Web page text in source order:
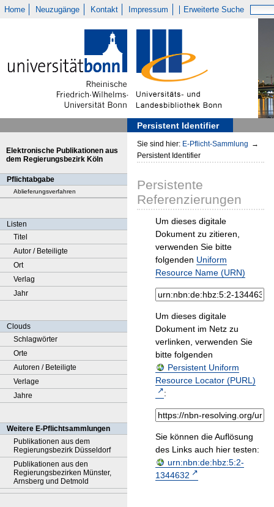
Home Neuzugänge Kontakt Impressum Erweiterte Suche
Persistent Identifier
Elektronische Publikationen aus
dem Regierungsbezirk Köln
Pflichtabgabe
Ablieferungsverfahren
Listen
Titel
Autor / Beteiligte
Ort
Verlag
Jahr
Clouds
Schlagwörter
Orte
Autoren / Beteiligte
Verlage
Jahre
Weitere E-Pflichtsammlungen
Publikationen aus dem
Regierungsbezirk Düsseldorf
Publikationen aus den
Regierungsbezirken Münster,
Arnsberg und Detmold
Sie sind hier: E-Pflicht-Sammlung →
Persistent Identifier
Persistente
Referenzierungen
Um dieses digitale
Dokument zu zitieren,
verwenden Sie bitte
folgenden Uniform
Resource Name (URN)
Um dieses digitale
Dokument im Netz zu
verlinken, verwenden Sie
bitte folgenden
Persistent Uniform
Resource Locator (PURL)
:
Sie können die Auflösung
des Links auch hier testen:
urn:nbn:de:hbz:5:2-
1344632